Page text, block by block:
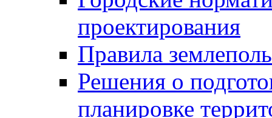
проектирования
Правила
Решения о
планировке